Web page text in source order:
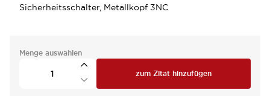
Sicherheitsschalter, Metallkopf 3NC
Menge auswählen
zum Zitat hinzufügen